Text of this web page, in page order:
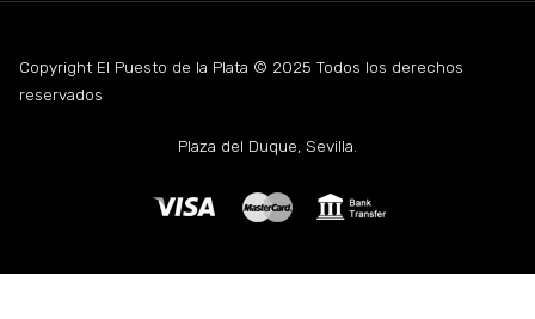
Copyright El Puesto de la Plata © 2025 Todos los derechos
reservados
Plaza del Duque, Sevilla.